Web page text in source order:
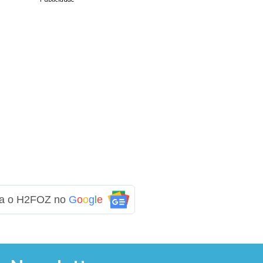
o H2FOZ no Google